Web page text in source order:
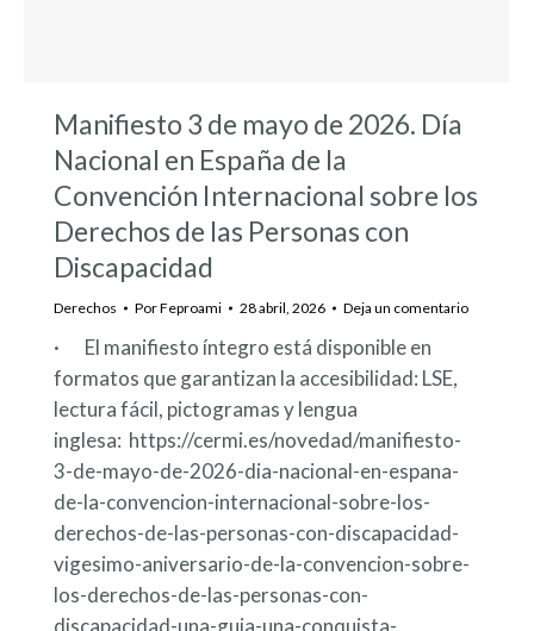
Manifiesto 3 de mayo de 2026. Día
Nacional en España de la
Convención Internacional sobre los
Derechos de las Personas con
Discapacidad
Derechos PorFeproami 28 abril, 2026 Deja un comentario
· El manifiesto íntegro está disponible en
formatos que garantizan la accesibilidad: LSE,
lectura fácil, pictogramas y lengua
inglesa: https://cermi.es/novedad/manifiesto-
3-de-mayo-de-2026-dia-nacional-en-espana-
de-la-convencion-internacional-sobre-los-
derechos-de-las-personas-con-discapacidad-
vigesimo-aniversario-de-la-convencion-sobre-
los-derechos-de-las-personas-con-
discapacidad-una-guia-una-conquista-